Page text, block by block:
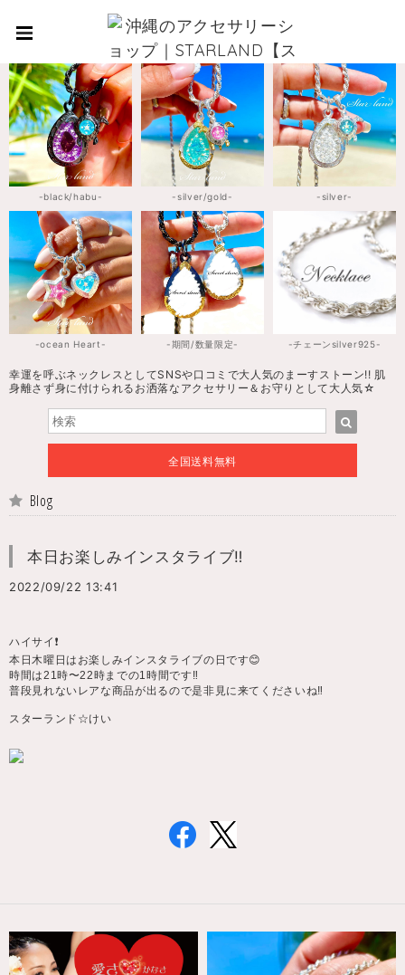
-black/habu- -silver/gold- -silver-
-ocean Heart- -期間/数量限定- -チェーンsilver925-
幸運を呼ぶネックレスとしてSNSや口コミで大人気のまーすストーン!! 肌
身離さず身に付けられるお洒落なアクセサリー＆お守りとして大人気☆
全国送料無料
Blog
本日お楽しみインスタライブ‼️
2022/09/22 13:41
ハイサイ❗️
本日木曜日はお楽しみインスタライブの日です😊
時間は21時〜22時までの1時間です‼️
普段見れないレアな商品が出るので是非見に来てくださいね‼️
スターランド☆けい